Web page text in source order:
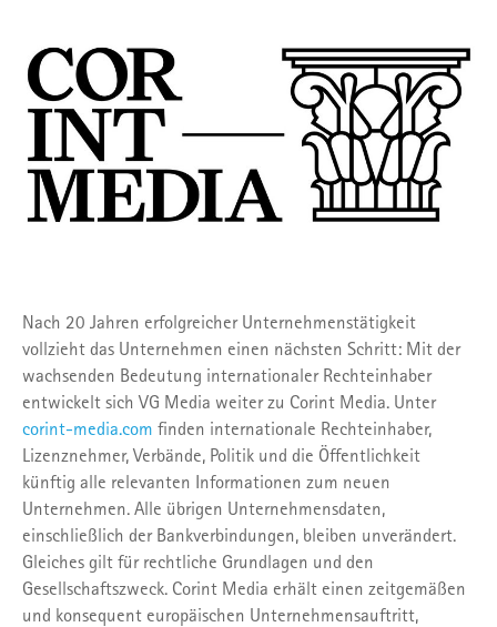
Nach 20 Jahren erfolgreicher Unternehmenstätigkeit
vollzieht das Unternehmen einen nächsten Schritt: Mit der
wachsenden Bedeutung internationaler Rechteinhaber
entwickelt sich VG Media weiter zu Corint Media. Unter
corint-media.com finden internationale Rechteinhaber,
Lizenznehmer, Verbände, Politik und die Öffentlichkeit
künftig alle relevanten Informationen zum neuen
Unternehmen. Alle übrigen Unternehmensdaten,
einschließlich der Bankverbindungen, bleiben unverändert.
Gleiches gilt für rechtliche Grundlagen und den
Gesellschaftszweck. Corint Media erhält einen zeitgemäßen
und konsequent europäischen Unternehmensauftritt,